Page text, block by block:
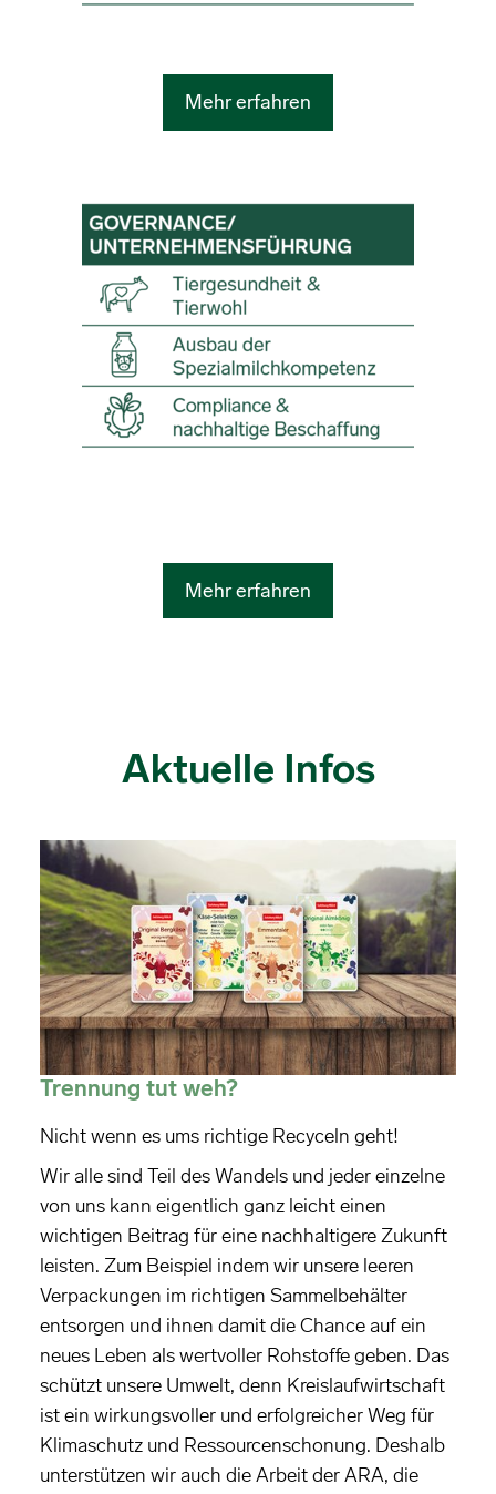
Mehr erfahren
Mehr erfahren
Aktuelle Infos
Trennung tut weh?
Nicht wenn es ums richtige Recyceln geht!
Wir alle sind Teil des Wandels und jeder einzelne
von uns kann eigentlich ganz leicht einen
wichtigen Beitrag für eine nachhaltigere Zukunft
leisten. Zum Beispiel indem wir unsere leeren
Verpackungen im richtigen Sammelbehälter
entsorgen und ihnen damit die Chance auf ein
neues Leben als wertvoller Rohstoffe geben. Das
schützt unsere Umwelt, denn Kreislaufwirtschaft
ist ein wirkungsvoller und erfolgreicher Weg für
Klimaschutz und Ressourcenschonung. Deshalb
unterstützen wir auch die Arbeit der ARA, die